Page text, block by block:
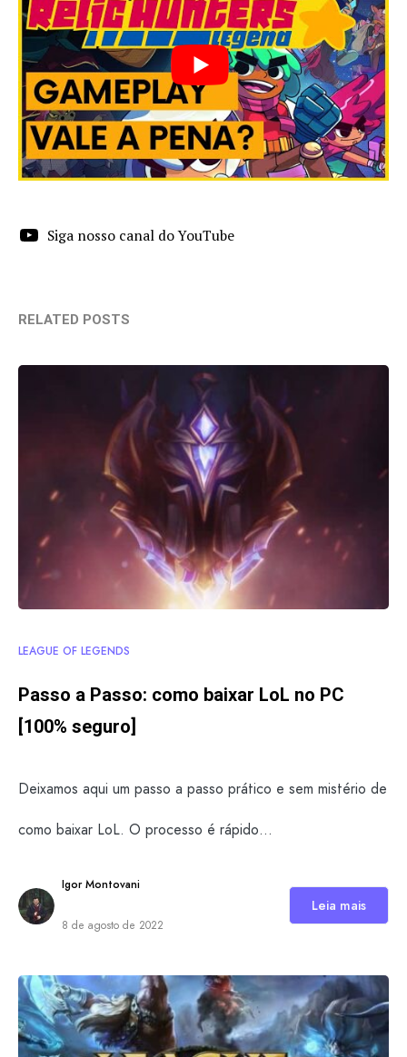
Siga nosso canal do YouTube
RELATED POSTS
LEAGUE OF LEGENDS
Passo a Passo: como baixar LoL no PC
[100% seguro]
Deixamos aqui um passo a passo prático e sem mistério de
como baixar LoL. O processo é rápido…
Igor Montovani
8 de agosto de 2022
Leia mais